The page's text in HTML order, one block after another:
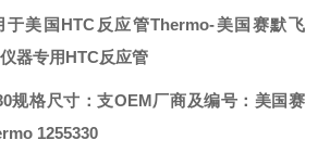
美国HTC反应管Thermo-美国赛默飞
器专用HTC反应管
规格尺寸：支OEM厂商及编号：美国赛
1255330